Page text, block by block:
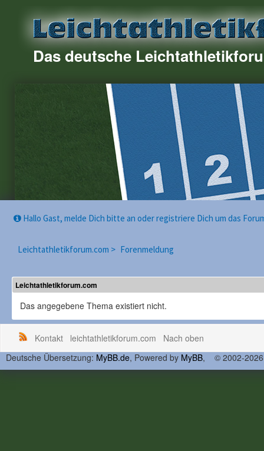
Das deutsche
Hallo Gast, melde Dich bitte an oder registriere Dich um das
Leichtathletikforum.com > Forenmeldung
Leichtathletikforum.com
Das angegebene Thema existiert nicht.
Kontakt leichtathletikforum.com
Nach oben
Deutsche Übersetzung: MyBB.de, Powered by MyBB, © 2002-